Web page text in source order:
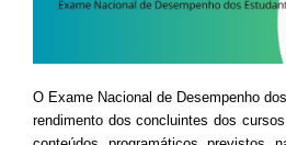
O Exame Nacional de Desempenho
rendimento dos concluintes dos